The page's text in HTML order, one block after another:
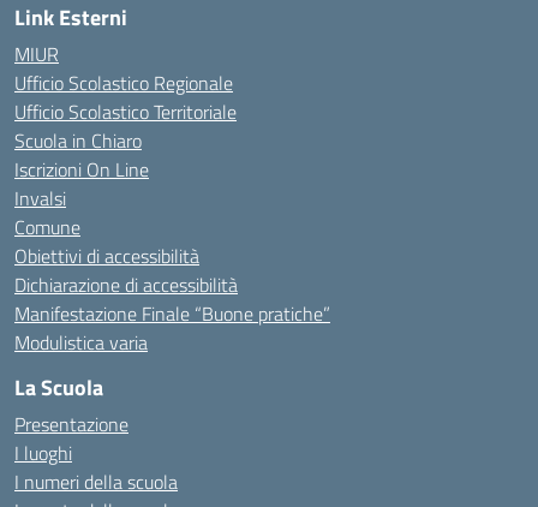
Link Esterni
MIUR
Ufficio Scolastico Regionale
Ufficio Scolastico Territoriale
Scuola in Chiaro
Iscrizioni On Line
Invalsi
Comune
Obiettivi di accessibilità
Dichiarazione di accessibilità
Manifestazione Finale “Buone pratiche”
Modulistica varia
La Scuola
Presentazione
I luoghi
I numeri della scuola